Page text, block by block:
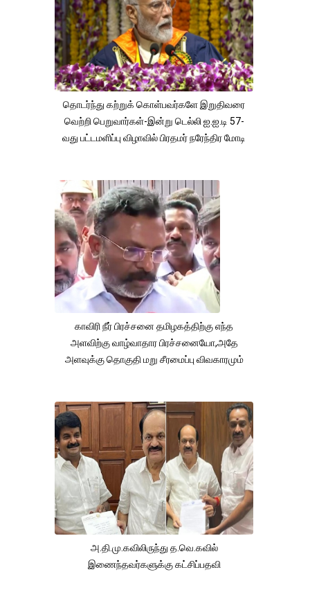
தொடர்ந்து கற்றுக் கொள்பவர்களே இறுதிவரை
வெற்றி பெறுவார்கள்-இன்று டெல்லி ஐ.ஐ.டி 57-
வது பட்டமளிப்பு விழாவில் பிரதமர் நரேந்திர மோடி
காவிரி நீர் பிரச்சனை தமிழகத்திற்கு எந்த
அளவிற்கு வாழ்வாதார பிரச்சனையோ,அதே
அளவுக்கு தொகுதி மறு சீரமைப்பு விவகாரமும்
அ.தி.மு.கவிலிருந்து த.வெ.கவில்
இணைந்தவர்களுக்கு கட்சிப்பதவி